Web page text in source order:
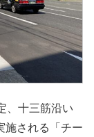
、十三筋沿い
施される「チー